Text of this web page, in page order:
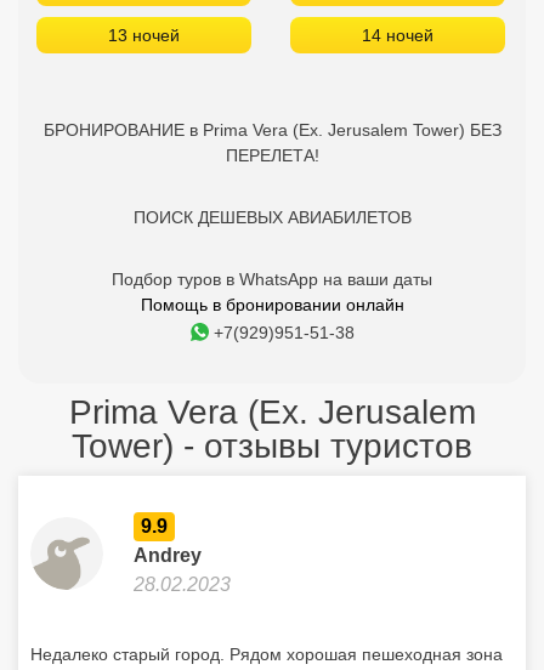
13 ночей 14 ночей
БРОНИРОВАНИЕ в Prima Vera (Ex. Jerusalem Tower) БЕЗ
ПЕРЕЛЕТА!
ПОИСК ДЕШЕВЫХ АВИАБИЛЕТОВ
Подбор туров в WhatsApp на ваши даты
Помощь в бронировании онлайн
+7(929)951-51-38
Prima Vera (Ex. Jerusalem
Tower) - отзывы туристов
9.9
Andrey
28.02.2023
Недалеко старый город. Рядом хорошая пешеходная зона